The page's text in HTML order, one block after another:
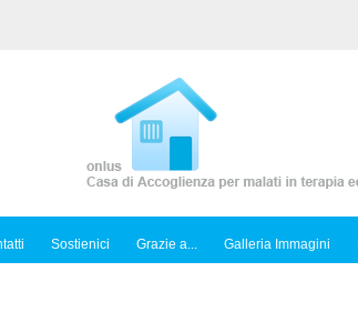
Sostienici Grazie a... Galleria Immagini